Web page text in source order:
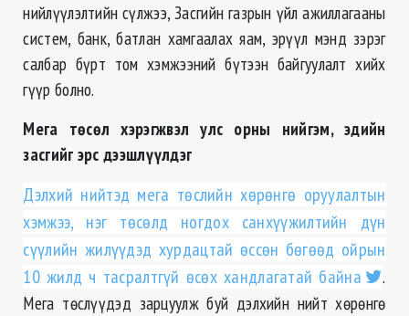
нийлүүлэлтийн сүлжээ, Засгийн газрын үйл ажиллагааны
систем, банк, батлан хамгаалах яам, эрүүл мэнд зэрэг
салбар бүрт том хэмжээний бүтээн байгуулалт хийх
гүүр болно.
Мега төсөл хэрэгжвэл улс орны нийгэм, эдийн
засгийг эрс дээшлүүлдэг
Дэлхий нийтэд мега төслийн хөрөнгө оруулалтын
хэмжээ, нэг төсөлд ногдох санхүүжилтийн дүн
сүүлийн жилүүдэд хурдацтай өссөн бөгөөд ойрын
10 жилд ч тасралтгүй өсөх хандлагатай байна
.
Мега төслүүдэд зарцуулж буй дэлхийн нийт хөрөнгө